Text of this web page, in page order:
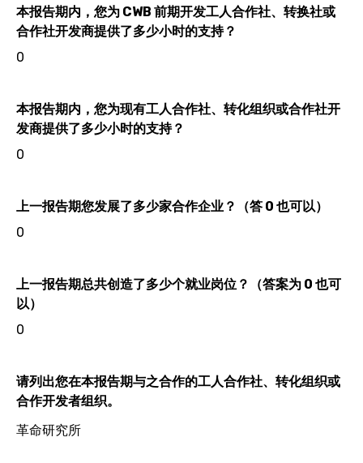
本报告期内，您为 CWB 前期开发工人合作社、转换社或
合作社开发商提供了多少小时的支持？
0
本报告期内，您为现有工人合作社、转化组织或合作社开
发商提供了多少小时的支持？
0
上一报告期您发展了多少家合作企业？（答 0 也可以）
0
上一报告期总共创造了多少个就业岗位？（答案为 0 也可
以）
0
请列出您在本报告期与之合作的工人合作社、转化组织或
合作开发者组织。
革命研究所